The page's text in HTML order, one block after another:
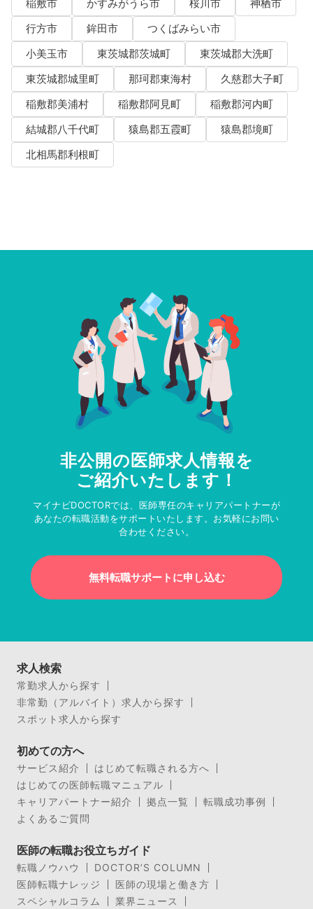
稲敷市
かすみがうら市 桜川市
神栖市
行方市
鉾田市
つくばみらい市
小美玉市
東茨城郡茨城町
東茨城郡大洗町
東茨城郡城里町
那珂郡東海村
久慈郡大子町
稲敷郡美浦村
稲敷郡阿見町
稲敷郡河内町
結城郡八千代町
猿島郡五霞町
猿島郡境町
北相馬郡利根町
非公開の医師求人情報を
ご紹介いたします！
マイナビDOCTORでは、医師専任のキャリアパートナーが
あなたの転職活動をサポートいたします。お気軽にお問い
合わせください。
無料転職サポートに申し込む
求人検索
常勤求人から探す
非常勤（アルバイト）求人から探す
スポット求人から探す
初めての方へ
サービス紹介
はじめて転職される方へ
はじめての医師転職マニュアル
キャリアパートナー紹介
拠点一覧
転職成功事例
よくあるご質問
医師の転職お役立ちガイド
転職ノウハウ
DOCTOR’S COLUMN
医師転職ナレッジ
医師の現場と働き方
スペシャルコラム
業界ニュース